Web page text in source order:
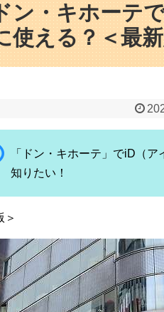
ン・キホーテ
使える？＜最
「ドン・キホーテ」でiD（
知りたい！
＞